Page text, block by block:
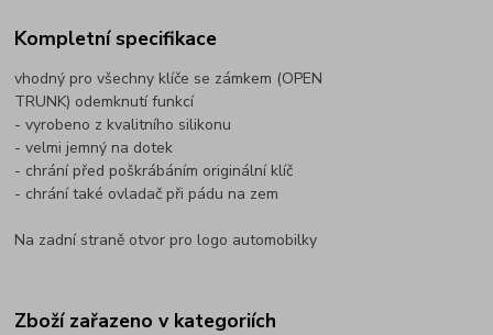
Kompletní specifikace
vhodný pro všechny klíče se zámkem (OPEN
TRUNK) odemknutí funkcí
- vyrobeno z kvalitního silikonu
- velmi jemný na dotek
- chrání před poškrábáním originální klíč
- chrání také ovladač při pádu na zem
Na zadní straně otvor pro logo automobilky
Zboží zařazeno v kategoriích